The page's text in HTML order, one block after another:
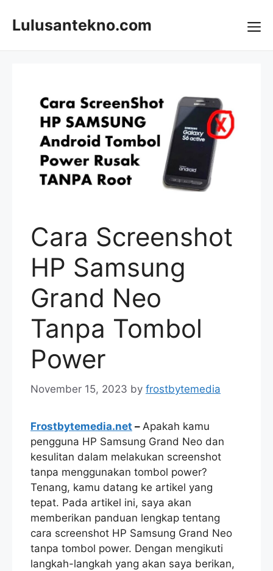
Lulusantekno.com
Cara Screenshot
HP Samsung
Grand Neo
Tanpa Tombol
Power
November 15, 2023 by frostbytemedia
Frostbytemedia.net – Apakah kamu
pengguna HP Samsung Grand Neo dan
kesulitan dalam melakukan screenshot
tanpa menggunakan tombol power?
Tenang, kamu datang ke artikel yang
tepat. Pada artikel ini, saya akan
memberikan panduan lengkap tentang
cara screenshot HP Samsung Grand Neo
tanpa tombol power. Dengan mengikuti
langkah-langkah yang akan saya berikan,